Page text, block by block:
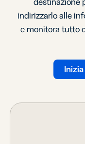
indirizzarlo alle
e monitora tutto